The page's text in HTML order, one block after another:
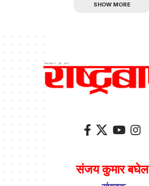
SHOW MORE
संजय कुमार बघेल